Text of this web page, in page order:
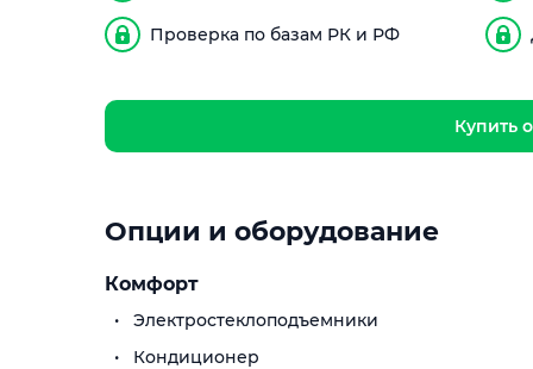
Проверка по базам РК и РФ
Купить
Опции и оборудование
Комфорт
Электростеклоподъемники
Кондиционер